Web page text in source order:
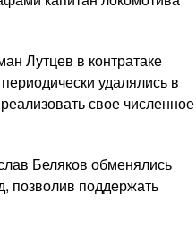
Лутцев в контратаке
удалялись в
свое численное
Беляков обменялись
позволив поддержать